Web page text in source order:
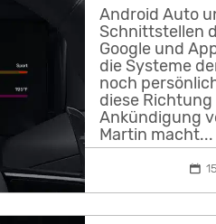
Android Auto
Schnittstellen
Google und
die Systeme
noch
diese
Ankündigung
Martin macht...